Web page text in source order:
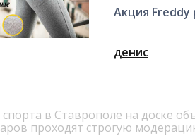
Акция Freddy
денис
в Ставрополе на доске
проходят строгую